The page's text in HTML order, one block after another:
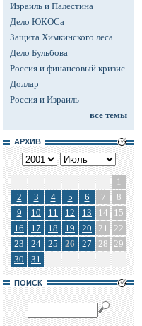
Израиль и Палестина
Дело ЮКОСа
Защита Химкинского леса
Дело Бульбова
Россия и финансовый кризис
Доллар
Россия и Израиль
все темы
АРХИВ
1
2
3 4 5 6 7
8
9
10 11 12 13 14
15
16
17 18 19 20 21
22
23
24 25 26 27 28 29
30
31
ПОИСК